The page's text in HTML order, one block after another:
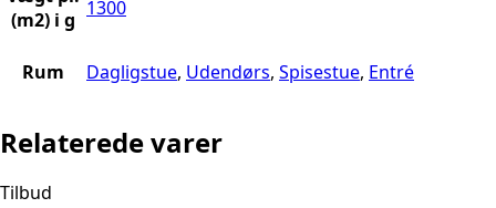
(m2) i g 1300
Rum Dagligstue, Udendørs, Spisestue, Entré
Relaterede varer
Tilbud